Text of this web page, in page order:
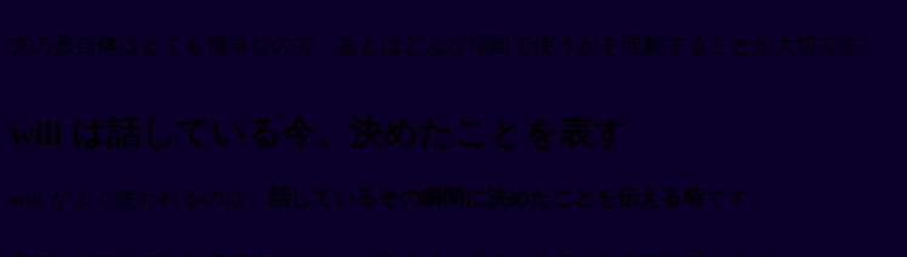
文の形自体はとても簡単なので、あとはどんな場面で使うかを理解することが大切です✨
will は話している今、決めたことを表す
will がよく使われるのは、 話しているその瞬間に決めたことを伝える時です。